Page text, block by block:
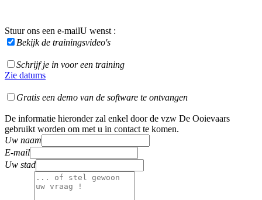
Stuur ons een e-mailU wenst :
Bekijk de trainingsvideo's
Schrijf je in voor een training
Zie datums
Gratis een demo van de software te ontvangen
De informatie hieronder zal enkel door de vzw De Ooievaars
gebruikt worden om met u in contact te komen.
Uw naam
E-mail
Uw stad